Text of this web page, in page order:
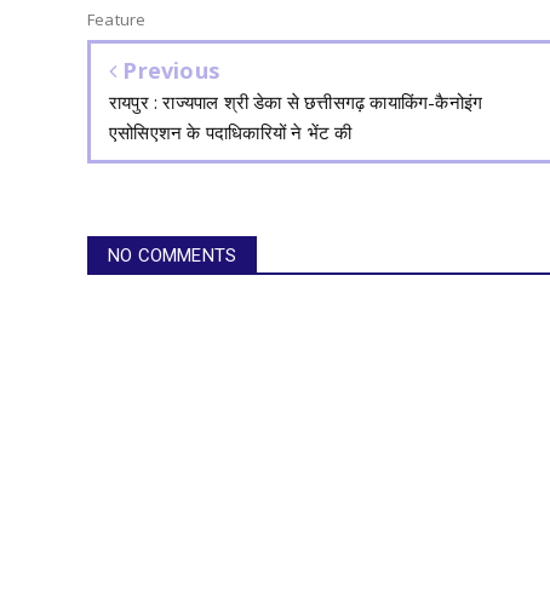
Feature
Previous
रायपुर : राज्यपाल श्री डेका से छत्तीसगढ़ कायाकिंग-कैनोइंग
एसोसिएशन के पदाधिकारियों ने भेंट की
NO COMMENTS